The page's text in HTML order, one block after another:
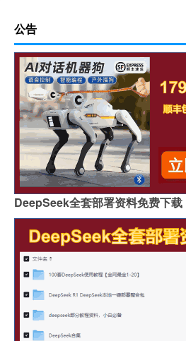
公告
DeepSeek全套部署资料免费下载